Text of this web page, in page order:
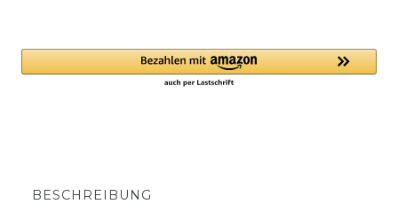
BESCHREIBUNG